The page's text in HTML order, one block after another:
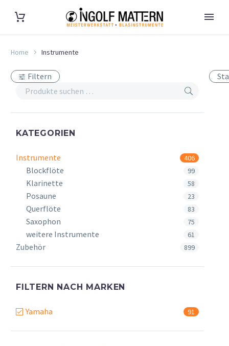
Home Instrumente
Filtern
KATEGORIEN
Instrumente 406
Blockflöte 99
Klarinette 58
Posaune 23
Querflöte 83
Saxophon 75
weitere Instrumente 61
Zubehör 899
FILTERN NACH MARKEN
Yamaha 91